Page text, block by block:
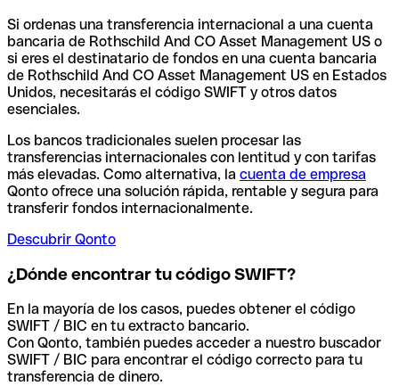
Si ordenas una transferencia internacional a una cuenta
bancaria de Rothschild And CO Asset Management US o
si eres el destinatario de fondos en una cuenta bancaria
de Rothschild And CO Asset Management US en Estados
Unidos, necesitarás el código SWIFT y otros datos
esenciales.
Los bancos tradicionales suelen procesar las
transferencias internacionales con lentitud y con tarifas
más elevadas. Como alternativa, la cuenta de empresa
Qonto ofrece una solución rápida, rentable y segura para
transferir fondos internacionalmente.
Descubrir Qonto
¿Dónde encontrar tu código SWIFT?
En la mayoría de los casos, puedes obtener el código
SWIFT / BIC en tu extracto bancario.
Con Qonto, también puedes acceder a nuestro buscador
SWIFT / BIC para encontrar el código correcto para tu
transferencia de dinero.